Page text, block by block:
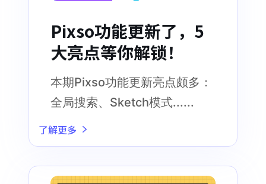
Pixso功能更新了，5
大亮点等你解锁！
本期Pixso功能更新亮点颇多：
全局搜索、Sketch模式......
了解更多